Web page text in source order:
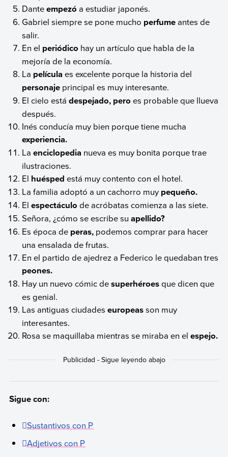
Danteempezó a estudiar japonés.
Gabriel siempre se pone mucho perfumeantes de
salir.
En el periódico hay un artículo que habla de la
mejoría de la economía.
La película es excelente porque la historia del
personaje principal es muy interesante.
El cielo estádespejado, pero es probable que llueva
después.
Inés conducía muy bien porque tiene mucha
experiencia.
Laenciclopedia nueva es muy bonita porque trae
ilustraciones.
El huésped está muy contento con el hotel.
La familia adoptó a un cachorro muy pequeño.
Elespectáculo de acróbatas comienza a las siete.
Señora, ¿cómo se escribe suapellido?
Es época de peras, podemos comprar para hacer
una ensalada de frutas.
En el partido de ajedrez a Federico le quedaban tres
peones.
Hay un nuevo cómic desuperhéroesque dicen que
es genial.
Las antiguas ciudadeseuropeasson muy
interesantes.
Rosa se maquillaba mientras se miraba en elespejo.
Sigue con:
Sustantivos con P
Adjetivos con P